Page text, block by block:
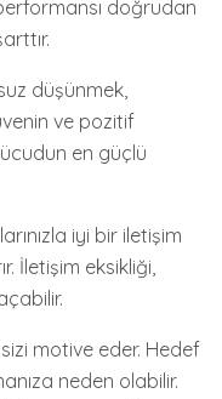
doğrudan
düşünmek,
ve pozitif
en güçlü
iyi bir iletişim
İletişim eksikliği,
motive eder. Hedef
neden olabilir.